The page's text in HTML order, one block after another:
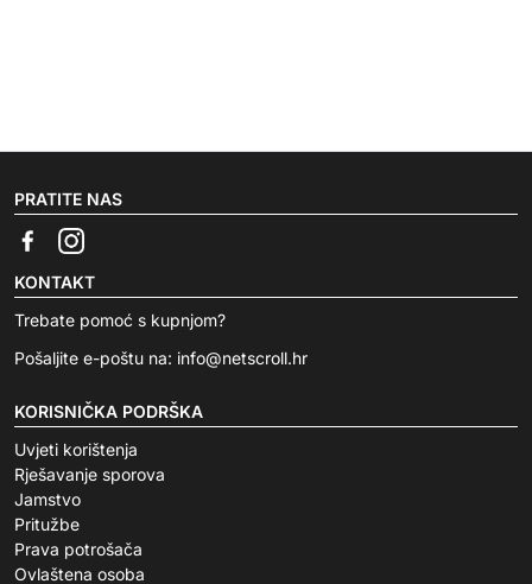
PRATITE NAS
KONTAKT
Trebate pomoć s kupnjom?
Pošaljite e-poštu na: info@netscroll.hr
KORISNIČKA PODRŠKA
Uvjeti korištenja
Rješavanje sporova
Jamstvo
Pritužbe
Prava potrošača
Ovlaštena osoba